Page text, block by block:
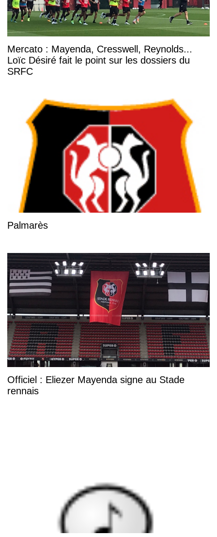
Mercato : Mayenda, Cresswell, Reynolds...
Loïc Désiré fait le point sur les dossiers du
SRFC
Palmarès
Officiel : Eliezer Mayenda signe au Stade
rennais